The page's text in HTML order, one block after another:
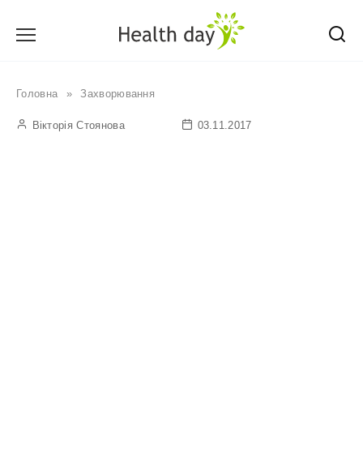
Головна » Захворювання
Вікторія Стоянова 03.11.2017